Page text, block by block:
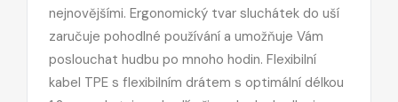
nejnovějšími. Ergonomický tvar sluchátek do uší
zaručuje pohodlné používání a umožňuje Vám
poslouchat hudbu po mnoho hodin. Flexibilní
kabel TPE s flexibilním drátem s optimální délkou